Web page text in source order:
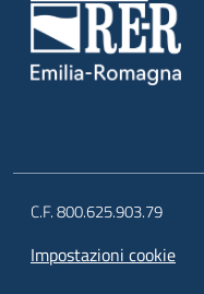
C.F. 800.625.903.79
Impostazioni cookie